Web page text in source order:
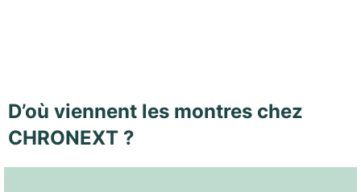
D’où viennent les montres chez
CHRONEXT ?